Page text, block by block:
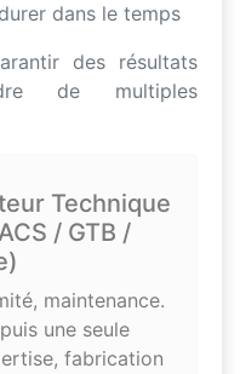
dans le temps
des résultats
de multiples
Technique
/ GTB /
maintenance.
une seule
fabrication